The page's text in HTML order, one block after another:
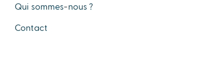
Qui sommes-nous ?
Contact